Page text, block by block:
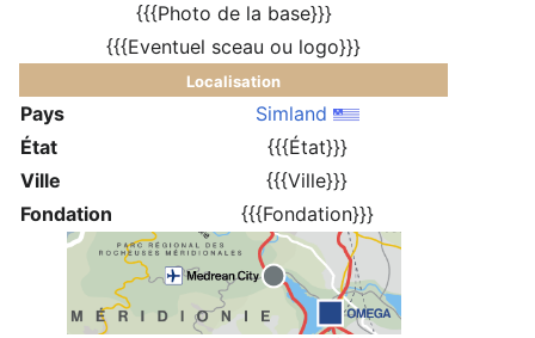
{{{Photo de la base}}}
{{{Eventuel sceau ou logo}}}
Localisation
Pays
Simland
État
{{{État}}}
Ville
{{{Ville}}}
Fondation
{{{Fondation}}}